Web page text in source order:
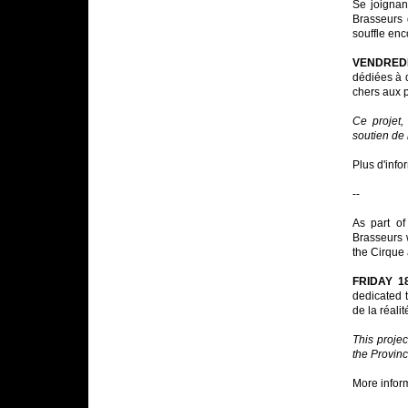
Se
souffle
dédiées à
chers aux
Ce
soutien de
Plus
--
As part of
the Cirque
FRIDAY
dedicated
de la
This
the
More